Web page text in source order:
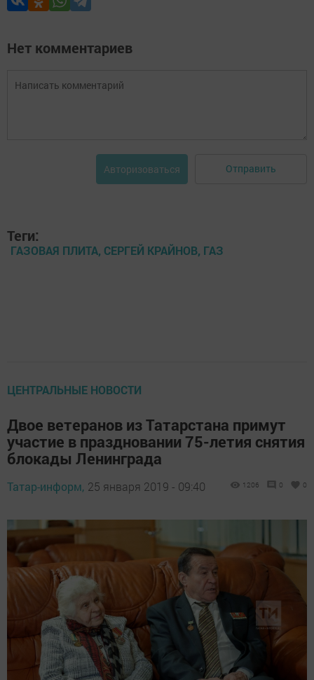
Нет комментариев
Авторизоваться Отправить
Теги:
ГАЗОВАЯ ПЛИТА, СЕРГЕЙ КРАЙНОВ, ГАЗ
ЦЕНТРАЛЬНЫЕ НОВОСТИ
Двое ветеранов из Татарстана примут
участие в праздновании 75-летия снятия
блокады Ленинграда
Татар-информ, 25 января 2019 - 09:40 1206 0 0